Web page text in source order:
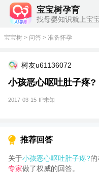
宝宝树孕育
找母婴知识就上宝
宝宝树 > 问答 > 准备怀孕
树友u61136072
小孩恶心呕吐肚子疼?
2017-03-15 IP未知
推荐回答
关于小孩恶心呕吐肚子疼?
专家做了权威的回答。